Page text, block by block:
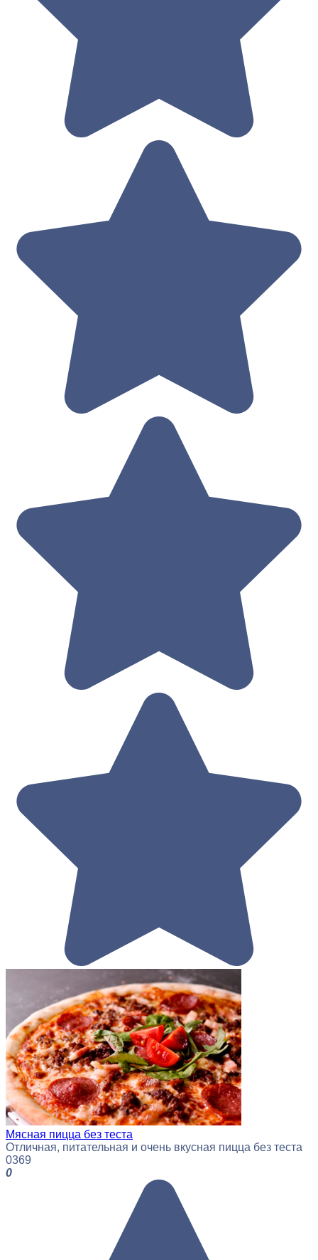
Мясная пицца без теста
Отличная, питательная и очень вкусная пицца без теста
0369
0